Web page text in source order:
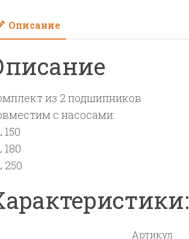
Описание
из 2 подшипников
с насосами:
150
180
250
Артикул